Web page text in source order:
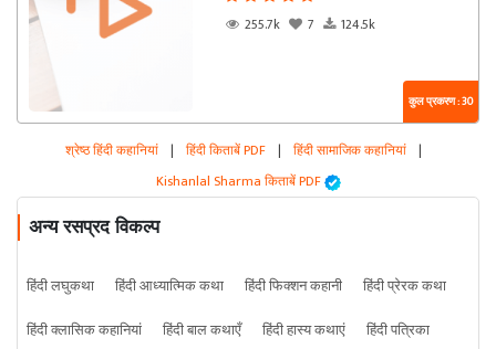
255.7k
7 124.5k
कुल प्रकरण : 30
श्रेष्ठ हिंदी कहानियां | हिंदी किताबें PDF | हिंदी सामाजिक कहानियां |
Kishanlal Sharma किताबें PDF
अन्य रसप्रद विकल्प
हिंदी लघुकथा हिंदी आध्यात्मिक कथा हिंदी फिक्शन कहानी
हिंदी प्रेरक कथा
हिंदी क्लासिक कहानियां
हिंदी बाल कथाएँ हिंदी हास्य कथाएं
हिंदी पत्रिका